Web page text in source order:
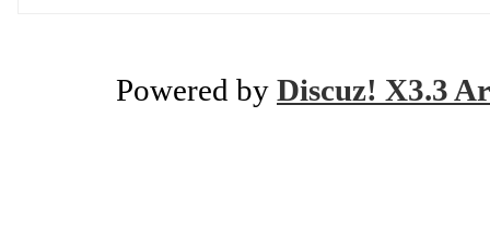
Powered by Discuz! X3.3